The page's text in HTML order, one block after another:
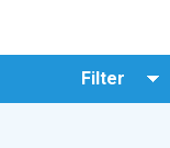
Filter